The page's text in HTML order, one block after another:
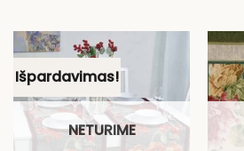
Išpardavimas!
NETURIME